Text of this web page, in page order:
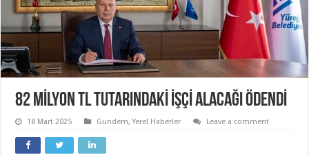
82 MİLYON TL TUTARINDAKİ İŞÇİ ALACAĞI ÖDENDİ
18 Mart 2025 Gündem,Yerel Haberler Leave a comment